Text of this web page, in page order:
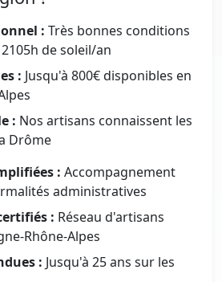
: Très bonnes conditions
de soleil/an
: Jusqu'à 800€ disponibles en
: Nos artisans connaissent les
Drôme
: Accompagnement
administratives
: Réseau d'artisans
Rhône-Alpes
: Jusqu'à 25 ans sur les